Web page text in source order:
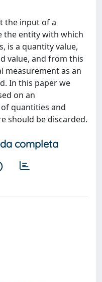
the input of a
the entity with which
is a quantity value,
value, and from this
measurement as an
In this paper we
on an
quantities and
should be discarded.
completa